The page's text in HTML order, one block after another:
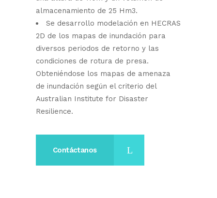
almacenamiento de 25 Hm3.
Se desarrollo modelación en HECRAS
2D de los mapas de inundación para
diversos periodos de retorno y las
condiciones de rotura de presa.
Obteniéndose los mapas de amenaza
de inundación según el criterio del
Australian Institute for Disaster
Resilience.
Contáctanos